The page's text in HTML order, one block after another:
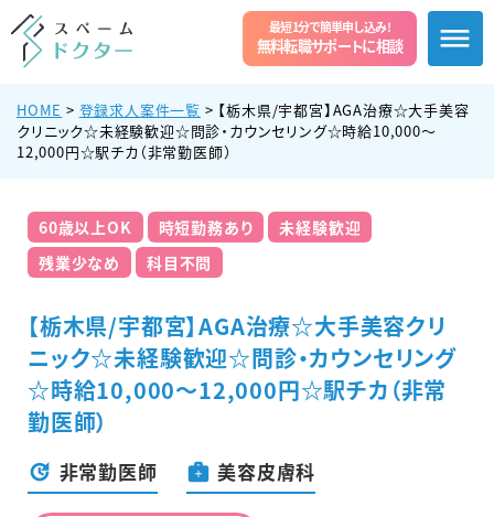
最短1分で簡単申し込み!
無料転職サポートに相談
HOME > 登録求人案件一覧 > 【栃木県/宇都宮】AGA治療☆大手美容
クリニック☆未経験歓迎☆問診・カウンセリング☆時給10,000〜
12,000円☆駅チカ（非常勤医師）
60歳以上OK 時短勤務あり
未経験歓迎
残業少なめ
科目不問
【栃木県/宇都宮】AGA治療☆大手美容クリ
ニック☆未経験歓迎☆問診・カウンセリング
☆時給10,000〜12,000円☆駅チカ（非常
勤医師）
非常勤医師 美容皮膚科